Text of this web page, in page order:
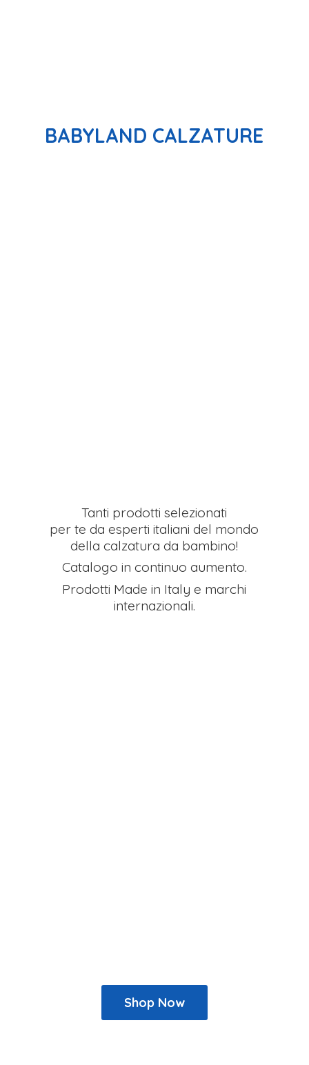
BABYLAND CALZATURE
Tanti prodotti selezionati
per te da esperti italiani del mondo
della calzatura da bambino!
Catalogo in continuo aumento.
Prodotti Made in Italy e marchi
internazionali.
Shop Now